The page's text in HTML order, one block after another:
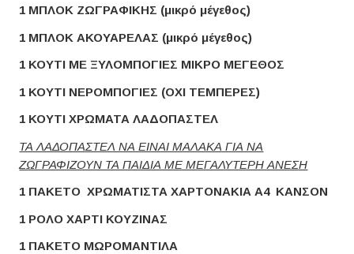
1 ΜΠΛΟΚ ΖΩΓΡΑΦΙΚΗΣ (μικρό μέγεθος)
1 ΜΠΛΟΚ ΑΚΟΥΑΡΕΛΑΣ (μικρό μέγεθος)
1 ΚΟΥΤΙ ΜΕ ΞΥΛΟΜΠΟΓΙΕΣ ΜΙΚΡΟ ΜΕΓΕΘΟΣ
1 ΚΟΥΤΙ ΝΕΡΟΜΠΟΓΙΕΣ (ΟΧΙ ΤΕΜΠΕΡΕΣ)
1 ΚΟΥΤΙ ΧΡΩΜΑΤΑ ΛΑΔΟΠΑΣΤΕΛ
ΤΑ ΛΑΔΟΠΑΣΤΕΛ ΝΑ ΕΙΝΑΙ ΜΑΛΑΚΑ ΓΙΑ ΝΑ
ΖΩΓΡΑΦΙΖΟΥΝ ΤΑ ΠΑΙΔΙΑ ΜΕ ΜΕΓΑΛΥΤΕΡΗ ΑΝΕΣΗ
1 ΠΑΚΕΤΟ ΧΡΩΜΑΤΙΣΤΑ ΧΑΡΤΟΝΑΚΙΑ Α4 ΚΑΝΣΟΝ
1 ΡΟΛΟ ΧΑΡΤΙ ΚΟΥΖΙΝΑΣ
1 ΠΑΚΕΤΟ ΜΩΡΟΜΑΝΤΙΛΑ